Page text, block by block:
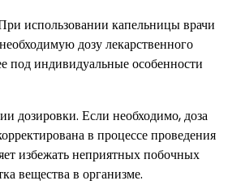
использовании капельницы врачи
дозу лекарственного
под индивидуальные особенности
дозировки. Если необходимо, доза
в процессе проведения
избежать неприятных побочных
вещества в организме.